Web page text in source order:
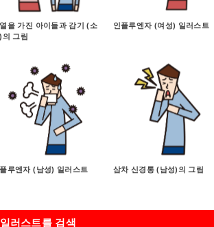
을 가진 아이들과 감기 (소
의 그림
인플루엔자 (여성) 일러스트
루엔자 (남성) 일러스트 삼차 신경통 (남성)의 그림
일러스트를 검색